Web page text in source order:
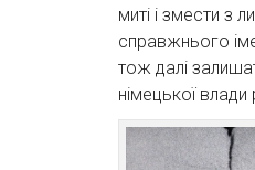
миті і змести з
справжнього
тож далі
німецької